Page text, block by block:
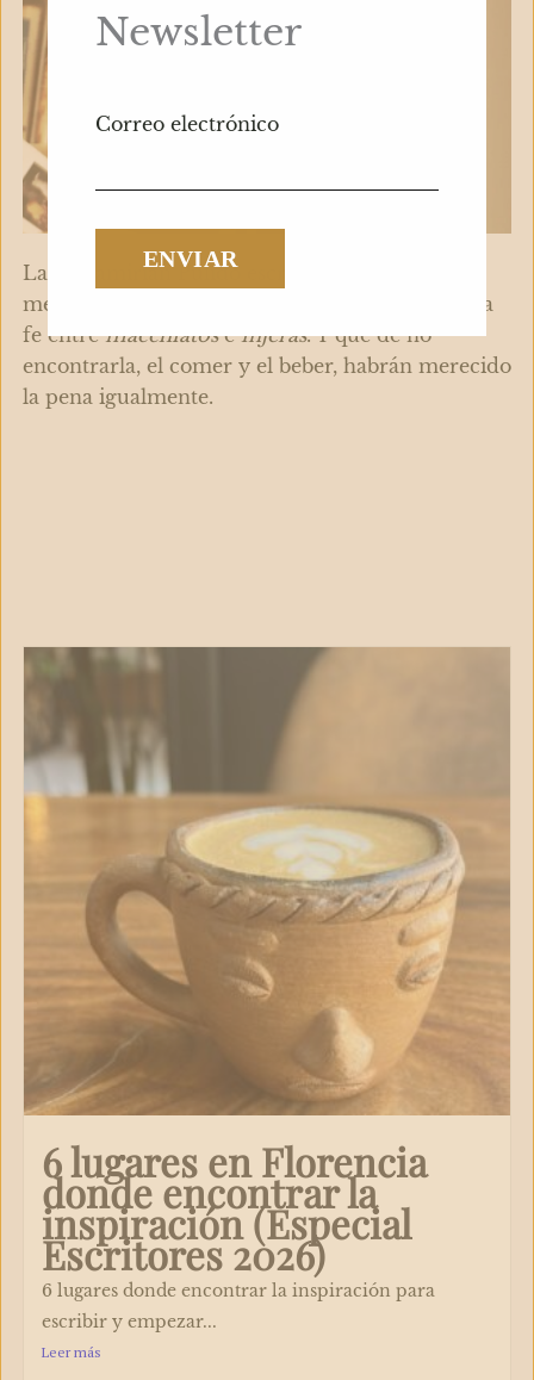
Laia Shamirian Pulido escritora gastronómica,
mestiza y viajera. Dice que puede encontrarse la
fe entremacchiatoseinjeras. Y que de no
encontrarla, el comer y el beber, habrán merecido
la pena igualmente.
6 lugares en Florencia
donde encontrar la
inspiración (Especial
Escritores 2026)
6 lugares donde encontrar la inspiración para
escribir y empezar...
Leer más
Newsletter
Correo electrónico